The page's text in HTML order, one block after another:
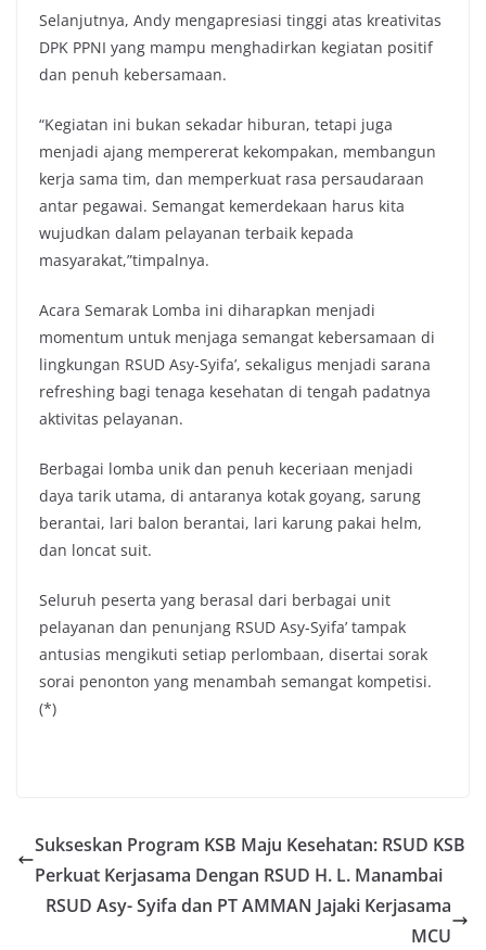
Selanjutnya, Andy mengapresiasi tinggi atas kreativitas
DPK PPNI yang mampu menghadirkan kegiatan positif
dan penuh kebersamaan.
“Kegiatan ini bukan sekadar hiburan, tetapi juga
menjadi ajang mempererat kekompakan, membangun
kerja sama tim, dan memperkuat rasa persaudaraan
antar pegawai. Semangat kemerdekaan harus kita
wujudkan dalam pelayanan terbaik kepada
masyarakat,”timpalnya.
Acara Semarak Lomba ini diharapkan menjadi
momentum untuk menjaga semangat kebersamaan di
lingkungan RSUD Asy-Syifa’, sekaligus menjadi sarana
refreshing bagi tenaga kesehatan di tengah padatnya
aktivitas pelayanan.
Berbagai lomba unik dan penuh keceriaan menjadi
daya tarik utama, di antaranya kotak goyang, sarung
berantai, lari balon berantai, lari karung pakai helm,
dan loncat suit.
Seluruh peserta yang berasal dari berbagai unit
pelayanan dan penunjang RSUD Asy-Syifa’ tampak
antusias mengikuti setiap perlombaan, disertai sorak
sorai penonton yang menambah semangat kompetisi.
(*)
Sukseskan Program KSB Maju Kesehatan: RSUD KSB
Perkuat Kerjasama Dengan RSUD H. L. Manambai
RSUD Asy- Syifa dan PT AMMAN Jajaki Kerjasama
MCU